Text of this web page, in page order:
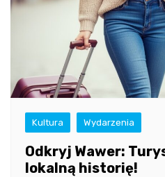
Kultura Wydarzenia
Odkryj Wawer:
lokalną historię!